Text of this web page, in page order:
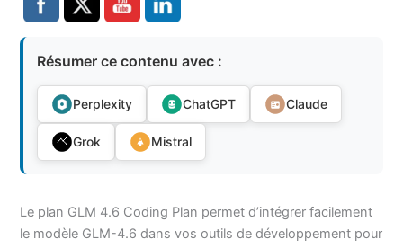
Résumer ce contenu avec :
Perplexity ChatGPT Claude
Grok Mistral
Le plan GLM 4.6 Coding Plan permet d’intégrer facilement
le modèle GLM-4.6 dans vos outils de développement pour